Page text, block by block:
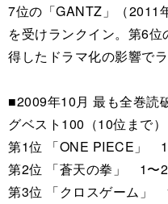
7位の「GANTZ」（2011
を受けランクイン。第6
得したドラマ化の影響で
■2009年10月 最も全巻読
グベスト100（10位まで）
第1位 「ONE PIECE」
第2位 「蒼天の拳」 1〜
第3位 「クロスゲーム」